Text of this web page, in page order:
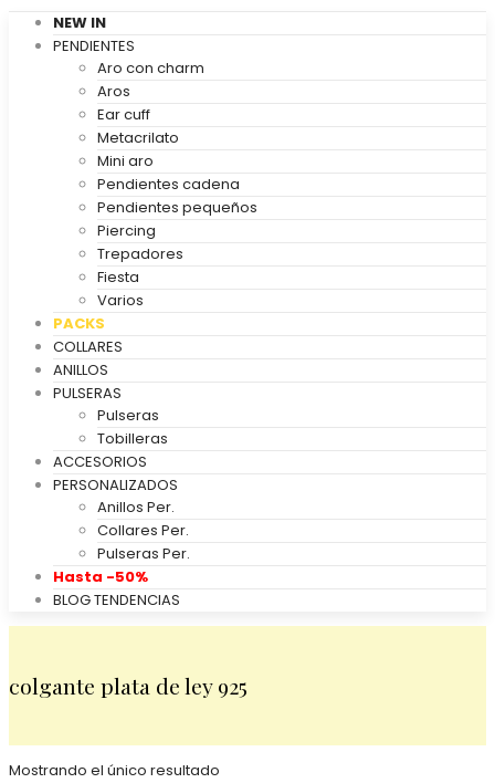
NEW IN
PENDIENTES
Aro con charm
Aros
Ear cuff
Metacrilato
Mini aro
Pendientes cadena
Pendientes pequeños
Piercing
Trepadores
Fiesta
Varios
PACKS
COLLARES
ANILLOS
PULSERAS
Pulseras
Tobilleras
ACCESORIOS
PERSONALIZADOS
Anillos Per.
Collares Per.
Pulseras Per.
Hasta -50%
BLOG TENDENCIAS
colgante plata de ley 925
Mostrando el único resultado